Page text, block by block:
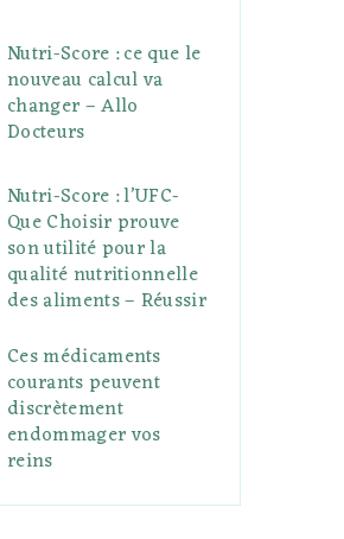
Nutri-Score : ce que le
nouveau calcul va
changer – Allo
Docteurs
Nutri-Score : l’UFC-
Que Choisir prouve
son utilité pour la
qualité nutritionnelle
des aliments – Réussir
Ces médicaments
courants peuvent
discrètement
endommager vos
reins